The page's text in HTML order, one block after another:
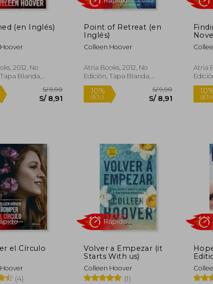
(en Inglés)
2012, No
Blanda,
Rápido
Point of Retreat (en
Inglés)
Colleen Hoover
Atria Books, 2012, No
Edición, Tapa Blanda,
Nuevo
10%
dcto.
Rápido
Atria
el Círculo
(4)
Volver a Empezar (it
Starts With us)
Colleen Hoover
(1)